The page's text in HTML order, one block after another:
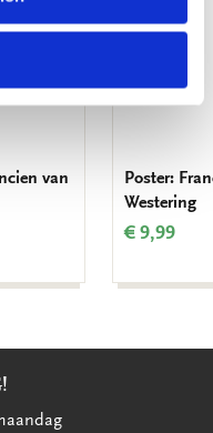
van
Poster:
Westering
€ 9,99